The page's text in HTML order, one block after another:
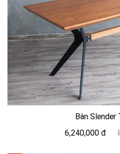
Bàn Slender
6,240,000 đ